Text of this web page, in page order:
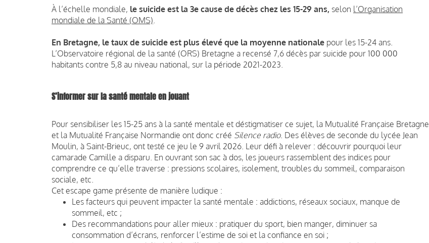
À l’échelle mondiale, le suicide est la 3e cause de décès chez les 15-29 ans, selon l’Organisation
mondiale de la Santé (OMS)
En Bretagne, le taux de suicide est plus élevé que la moyenne nationale pour les 15-24 ans.
L’Observatoire régional de la santé (ORS) Bretagne a recensé 7,6 décès par suicide pour 100 000
habitants contre 5,8 au niveau national, sur la période 2021-2023.
S’informer sur la santé mentale en jouant
Pour sensibiliser les 15-25 ans à la santé mentale et déstigmatiser ce sujet, la Mutualité Française Bretagne
et la Mutualité Française Normandie ont donc créé Silence radio. Des élèves de seconde du lycée Jean
Moulin, à Saint-Brieuc, ont testé ce jeu le 9 avril 2026. Leur défi à relever : découvrir pourquoi leur
camarade Camille a disparu. En ouvrant son sac à dos, les joueurs rassemblent des indices pour
comprendre ce qu’elle traverse : pressions scolaires, isolement, troubles du sommeil, comparaison
sociale, etc.
Cet escape game présente de manière ludique :
Les facteurs qui peuvent impacter la santé mentale : addictions, réseaux sociaux, manque de
sommeil, etc ;
Des recommandations pour aller mieux : pratiquer du sport, bien manger, diminuer sa
consommation d’écrans, renforcer l’estime de soi et la confiance en soi ;